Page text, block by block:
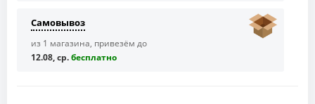
Самовывоз
из 1 магазина, привезём до
12.08, ср.бесплaтно